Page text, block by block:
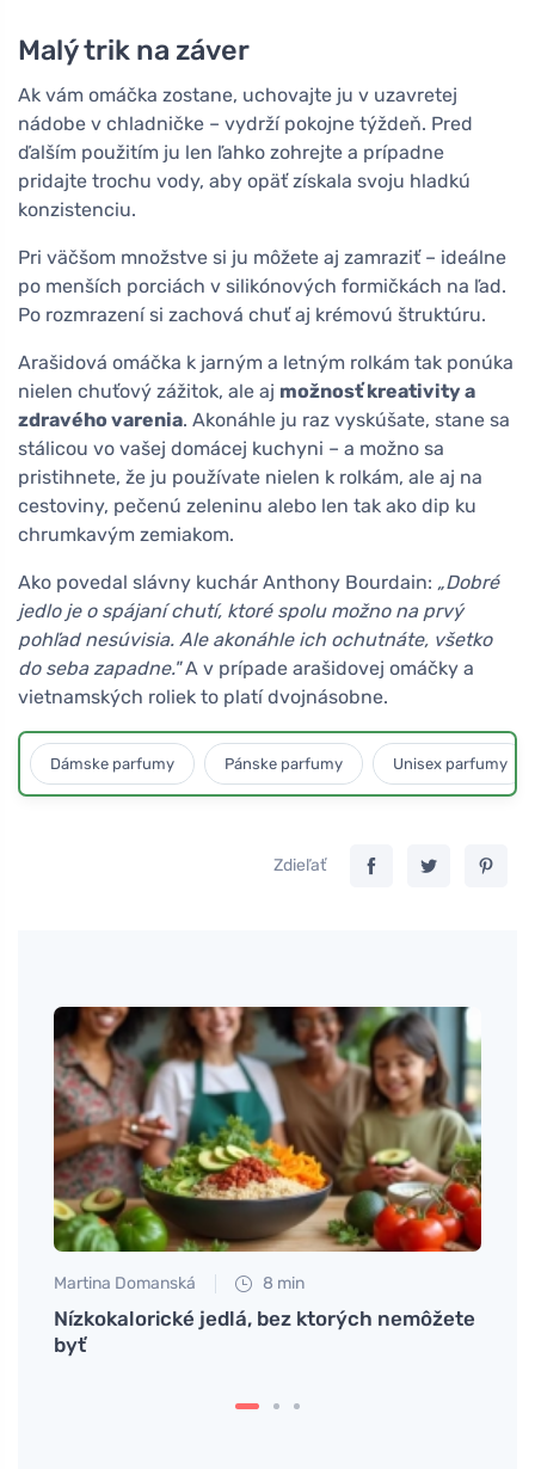
Malý trik na záver
Ak vám omáčka zostane, uchovajte ju v uzavretej
nádobe v chladničke – vydrží pokojne týždeň. Pred
ďalším použitím ju len ľahko zohrejte a prípadne
pridajte trochu vody, aby opäť získala svoju hladkú
konzistenciu.
Pri väčšom množstve si ju môžete aj zamraziť – ideálne
po menších porciách v silikónových formičkách na ľad.
Po rozmrazení si zachová chuť aj krémovú štruktúru.
Arašidová omáčka k jarným a letným rolkám tak ponúka
nielen chuťový zážitok, ale aj možnosť kreativity a
zdravého varenia. Akonáhle ju raz vyskúšate, stane sa
stálicou vo vašej domácej kuchyni – a možno sa
pristihnete, že ju používate nielen k rolkám, ale aj na
cestoviny, pečenú zeleninu alebo len tak ako dip ku
chrumkavým zemiakom.
Ako povedal slávny kuchár Anthony Bourdain: „Dobré
jedlo je o spájaní chutí, ktoré spolu možno na prvý
pohľad nesúvisia. Ale akonáhle ich ochutnáte, všetko
do seba zapadne."A v prípade arašidovej omáčky a
vietnamských roliek to platí dvojnásobne.
Dámske parfumy Pánske parfumy Unisex parfumy
Zdieľať
Martina Domanská 8 min
Nízkokalorické jedlá, bez ktorých nemôžete
byť